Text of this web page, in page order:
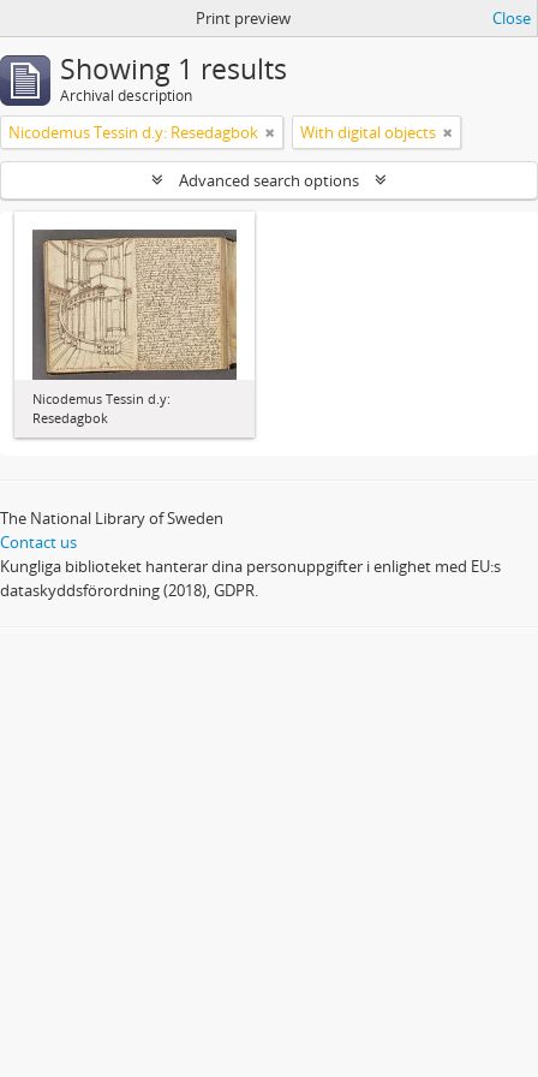
Print preview Close
Showing 1 results
Archival description
Nicodemus Tessin d.y: Resedagbok With digital objects
Advanced search options
Nicodemus Tessin d.y:
Resedagbok
The National Library of Sweden
Contact us
Kungliga biblioteket hanterar dina personuppgifter i enlighet med EU:s
dataskyddsförordning (2018), GDPR.